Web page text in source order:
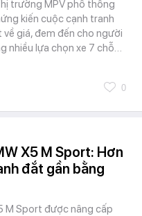
trường MPV phổ thông
kiến cuộc cạnh tranh
về giá, đem đến cho người
nhiều lựa chọn xe 7 chỗ…
0
X5 M Sport: Hơn
đắt gần bằng
M Sport được nâng cấp